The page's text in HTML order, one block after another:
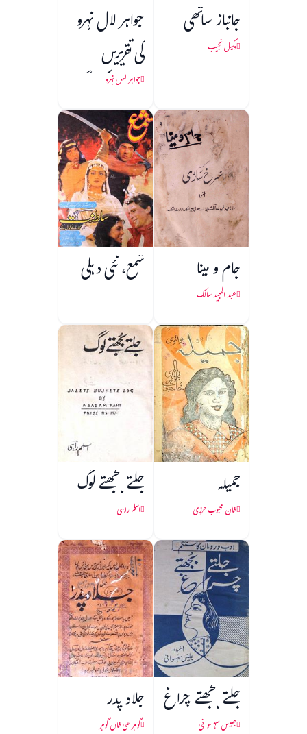
جانباز ساتھی
وکیل نجیب
جواہر لال نہرو
کی تقریریں
(1857 کی جنگ
آزادی)
جواہر لعل نہرو
جام و مینا
عبد المجید سالک
شمع، نئی دہلی
جمیلہ
خان محبوب طرزی
جلتے بجھتے لوگ
اسلم راہی
جلتے بجھتے چراغ
جلیس سہسوانی
جلاد پدر
گوہر علی خاں گوہر